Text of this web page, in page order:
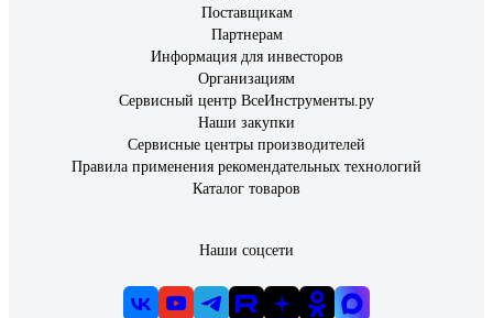
Поставщикам
Партнерам
Информация для инвесторов
Организациям
Сервисный центр ВсеИнструменты.ру
Наши закупки
Сервисные центры производителей
Правила применения рекомендательных технологий
Каталог товаров
Наши соцсети